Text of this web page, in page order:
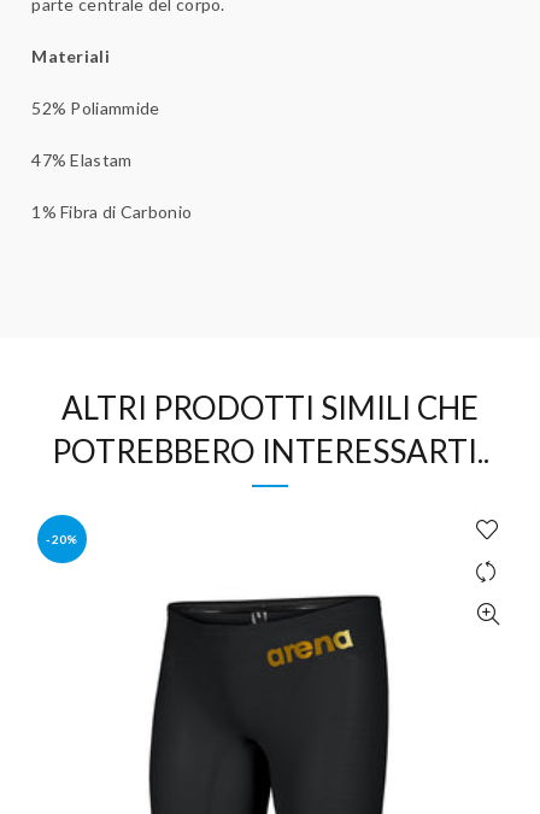
Materiali
52% Poliammide
47% Elastam
1% Fibra di Carbonio
ALTRI PRODOTTI SIMILI CHE
POTREBBERO INTERESSARTI..
-20%